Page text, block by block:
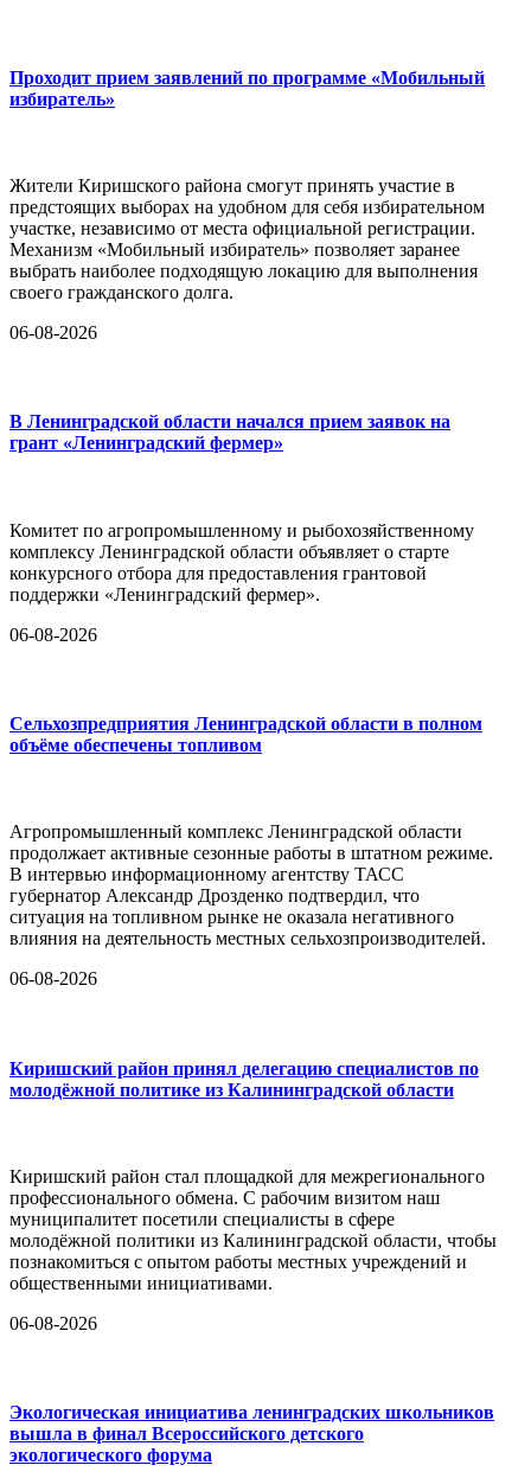
Проходит прием заявлений по программе «Мобильный
избиратель»
Жители Киришского района смогут принять участие в
предстоящих выборах на удобном для себя избирательном
участке, независимо от места официальной регистрации.
Механизм «Мобильный избиратель» позволяет заранее
выбрать наиболее подходящую локацию для выполнения
своего гражданского долга.
06-08-2026
В Ленинградской области начался прием заявок на
грант «Ленинградский фермер»
Комитет по агропромышленному и рыбохозяйственному
комплексу Ленинградской области объявляет о старте
конкурсного отбора для предоставления грантовой
поддержки «Ленинградский фермер».
06-08-2026
Сельхозпредприятия Ленинградской области в полном
объёме обеспечены топливом
Агропромышленный комплекс Ленинградской области
продолжает активные сезонные работы в штатном режиме.
В интервью информационному агентству ТАСС
губернатор Александр Дрозденко подтвердил, что
ситуация на топливном рынке не оказала негативного
влияния на деятельность местных сельхозпроизводителей.
06-08-2026
Киришский район принял делегацию специалистов по
молодёжной политике из Калининградской области
Киришский район стал площадкой для межрегионального
профессионального обмена. С рабочим визитом наш
муниципалитет посетили специалисты в сфере
молодёжной политики из Калининградской области, чтобы
познакомиться с опытом работы местных учреждений и
общественными инициативами.
06-08-2026
Экологическая инициатива ленинградских школьников
вышла в финал Всероссийского детского
экологического форума